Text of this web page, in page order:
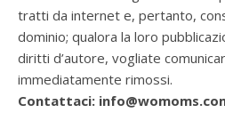
tratti da internet e, pertanto,
dominio; qualora la loro
diritti d’autore, vogliate
immediatamente rimossi.
Contattaci: